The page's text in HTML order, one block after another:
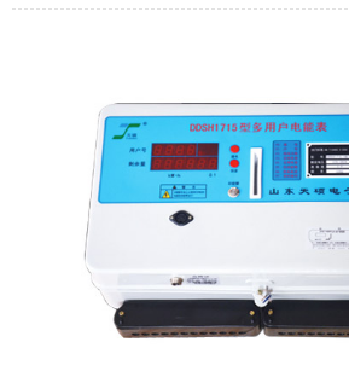
表，它也是预付费水表的一种。